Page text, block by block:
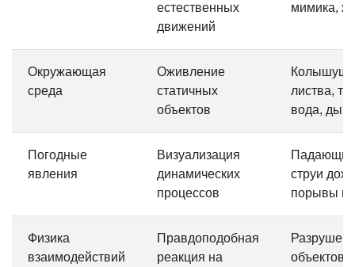
естественных
движений
мимика,
Окружающая
среда
Оживление
статичных
объектов
листва,
вода, дым
Погодные
явления
Визуализация
динамических
процессов
Падающий
струи
порывы
Физика
взаимодействий
Правдоподобная
реакция на
объектов,